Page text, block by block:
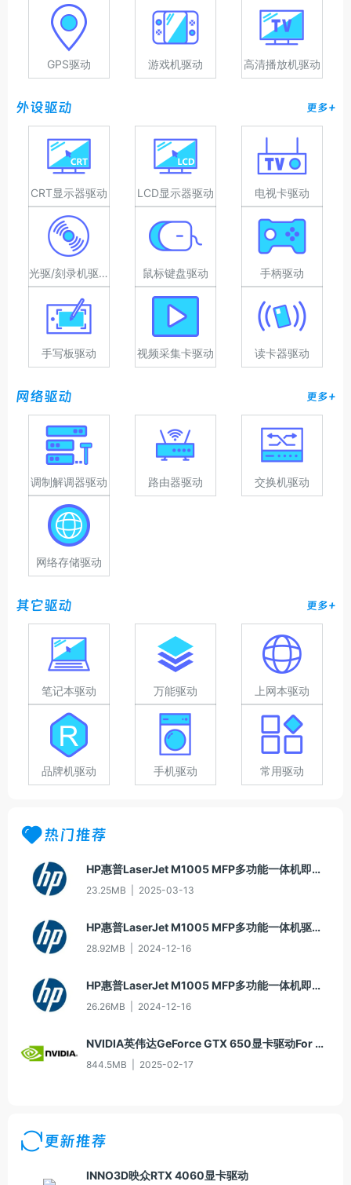
GPS驱动 游戏机驱动 高清播放机驱动
外设驱动 更多+
CRT显示器驱动 LCD显示器驱动 电视卡驱动
光驱/刻录机驱动 鼠标键盘驱动 手柄驱动
手写板驱动 视频采集卡驱动 读卡器驱动
网络驱动 更多+
调制解调器驱动 路由器驱动 交换机驱动
网络存储驱动
其它驱动 更多+
笔记本驱动 万能驱动 上网本驱动
品牌机驱动 手机驱动 常用驱动
热门推荐
HP惠普LaserJet M1005 MFP多功能一体机即插即用驱动20070326版For Win7
23.25MB 2025-03-13
HP惠普LaserJet M1005 MFP多功能一体机驱动20060913版For Win2000/XP
28.92MB 2024-12-16
HP惠普LaserJet M1005 MFP多功能一体机即插即用驱动20070326版For Vista
26.26MB 2024-12-16
NVIDIA英伟达GeForce GTX 650显卡驱动For Win10-64
844.5MB 2025-02-17
更新推荐
INNO3D映众RTX 4060显卡驱动